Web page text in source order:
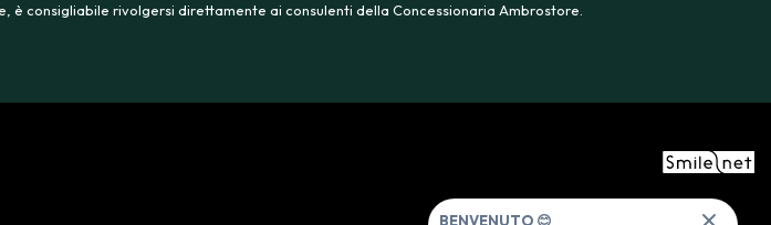
consigliabile rivolgersi direttamente ai consulenti della Concessionaria Ambrostore.
BENVENUTO 😊